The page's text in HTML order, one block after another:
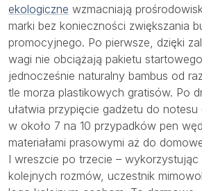
ekologiczne wzmacniają
marki bez konieczności zwiększania
promocyjnego. Po pierwsze, dzięki
wagi nie obciążają pakietu
jednocześnie naturalny bambus od
tle morza plastikowych gratisów. Po
ułatwia przypięcie gadżetu do
w około 7 na 10 przypadków pen
materiałami prasowymi aż do
I wreszcie po trzecie – wykorzystując
kolejnych rozmów, uczestnik